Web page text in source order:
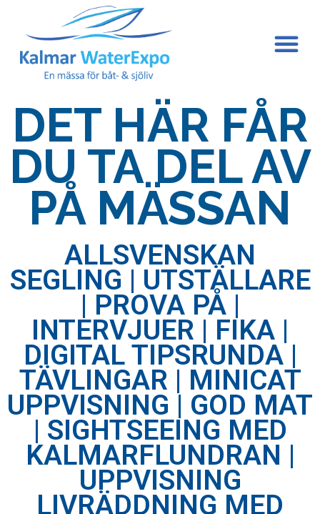
DET HÄR FÅR
DU TA DEL AV
PÅ MÄSSAN
ALLSVENSKAN
SEGLING | UTSTÄLLARE
| PROVA PÅ |
INTERVJUER | FIKA |
DIGITAL TIPSRUNDA |
TÄVLINGAR | MINICAT
UPPVISNING | GOD MAT
| SIGHTSEEING MED
KALMARFLUNDRAN |
UPPVISNING
LIVRÄDDNING MED